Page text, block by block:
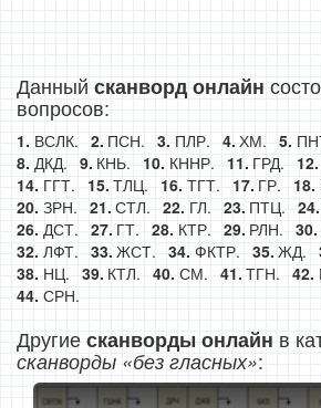
Данный сканворд онлайн
вопросов:
ВСЛК. ПСН. ПЛР. ХМ.
ДКД.
КНЬ. КННР. ГРД.
ГГТ.
ТЛЦ. ТГТ. ГР.
ЗРН.
СТЛ. ГЛ. ПТЦ.
ДСТ.
ГТ. КТР. РЛН.
ЛФТ.
ЖСТ. ФКТР. ЖД.
НЦ.
КТЛ. СМ. ТГН.
СРН.
Другиесканворды онлайн в
сканворды «без гласных»: